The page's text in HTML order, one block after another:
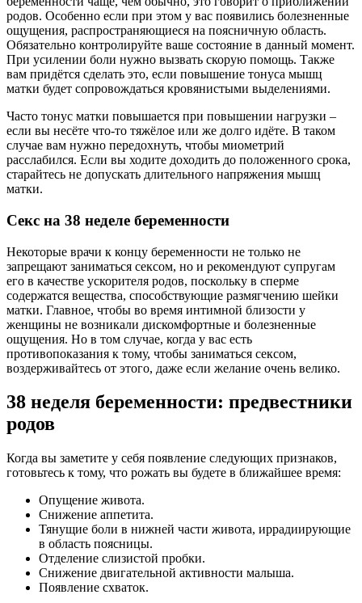
родов. Особенно если при этом у вас появились болезненные
ощущения, распространяющиеся на поясничную область.
Обязательно контролируйте ваше состояние в данный момент.
При усилении боли нужно вызвать скорую помощь. Также
вам придётся сделать это, если повышение тонуса мышц
матки будет сопровождаться кровянистыми выделениями.
Часто тонус матки повышается при повышении нагрузки –
если вы несёте что-то тяжёлое или же долго идёте. В таком
случае вам нужно передохнуть, чтобы миометрий
расслабился. Если вы ходите доходить до положенного срока,
старайтесь не допускать длительного напряжения мышц
матки.
Секс на 38 неделе беременности
Некоторые врачи к концу беременности не только не
запрещают заниматься сексом, но и рекомендуют супругам
его в качестве ускорителя родов, поскольку в сперме
содержатся вещества, способствующие размягчению шейки
матки. Главное, чтобы во время интимной близости у
женщины не возникали дискомфортные и болезненные
ощущения. Но в том случае, когда у вас есть
противопоказания к тому, чтобы заниматься сексом,
воздерживайтесь от этого, даже если желание очень велико.
38 неделя беременности: предвестники
родов
Когда вы заметите у себя появление следующих признаков,
готовьтесь к тому, что рожать вы будете в ближайшее время:
Опущение живота.
Снижение аппетита.
Тянущие боли в нижней части живота, иррадиирующие
в область поясницы.
Отделение слизистой пробки.
Снижение двигательной активности малыша.
Появление схваток.